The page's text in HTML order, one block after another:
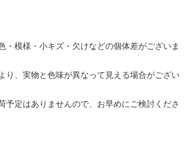
・模様・小キズ・欠けなどの個体差がございま
り、実物と色味が異なって見える場合がござい
予定はありませんので、お早めにご検討くださ